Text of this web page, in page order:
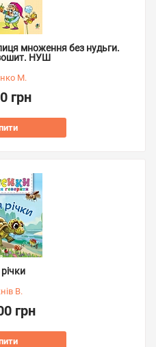
множення без нудьги.
НУШ
М.
грн
В.
грн